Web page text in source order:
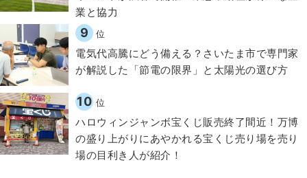
業と協力
9 位
電気代高騰にどう備える？さいたま市で専門家
が解説した「節電の限界」と太陽光の選び方
10 位
ハロウィンジャンボ宝くじ販売終了間近！万博
の盛り上がりにあやかれる宝くじ売り場を売り
場の目利き人が紹介！